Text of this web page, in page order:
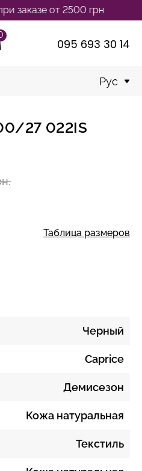
от 2500 грн
095 693 30 14
Рус
27 022IS
Таблица размеров
Черный
Caprice
Демисезон
Кожа натуральная
Текстиль